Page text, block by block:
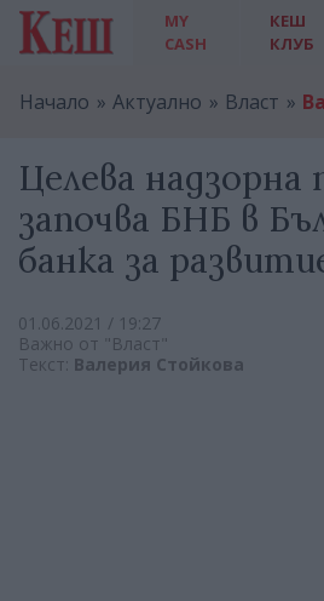
MY
CASH
КЕШ
КЛУБ
Начало Актуално Власт
Целева надзорна
започва БНБ в
банка за
01.06.2021 / 19:27
Важно от "Власт"
Текст: Валерия Стойкова